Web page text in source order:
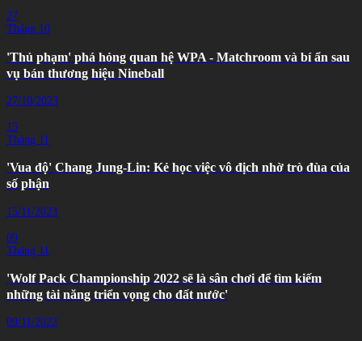
27
Tháng 10
'Thủ phạm' phá hỏng quan hệ WPA - Matchroom và bí ẩn sau
vụ bán thương hiệu Nineball
27/10/2023
15
Tháng 11
'Vua độ' Chang Jung-Lin: Kẻ học việc vô địch nhờ trò đùa của
số phận
15/11/2023
09
Tháng 11
'Wolf Pack Championship 2022 sẽ là sân chơi để tìm kiếm
những tài năng triển vọng cho đất nước'
09/11/2022